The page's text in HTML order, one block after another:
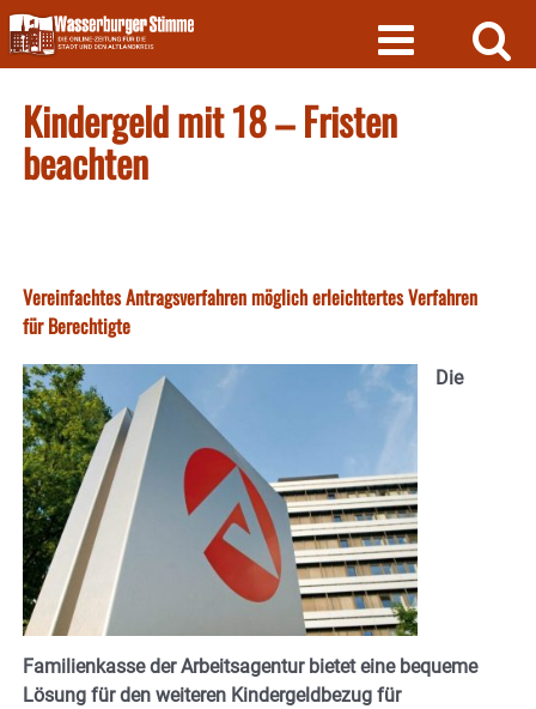
Skip
to
content
Kindergeld mit 18 – Fristen
beachten
Vereinfachtes Antragsverfahren möglich erleichtertes Verfahren
für Berechtigte
Die
Familienkasse der Arbeitsagentur bietet eine bequeme
Lösung für den weiteren Kindergeldbezug für